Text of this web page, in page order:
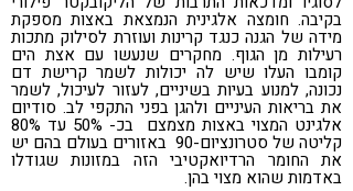
בקיבה. חומצה אלגינית הנמצאת באצות מספקת
מידה של הגנה כנגד קרינות ועוזרת לסילוק מתכות
רעילות מן הגוף. מחקרים שנעשו עם אצת הים
קומבו העלו שיש לה יכולות לשמר קרישת דם
נכונה, למנוע בעיות בשיניים, לעזור לעיכול, לשמר
את בריאות העיניים ולהגן בפני התקפי לב. סודיום
אלגינט המצוי באצות מצמצם בכ- 50% עד 80%
קליטה של סטרונציום-90 באזורים בעולם בהם יש
את החומר הרדיואקטיבי הזה במזונות שגודלו
באדמות שהוא מצוי בהן.